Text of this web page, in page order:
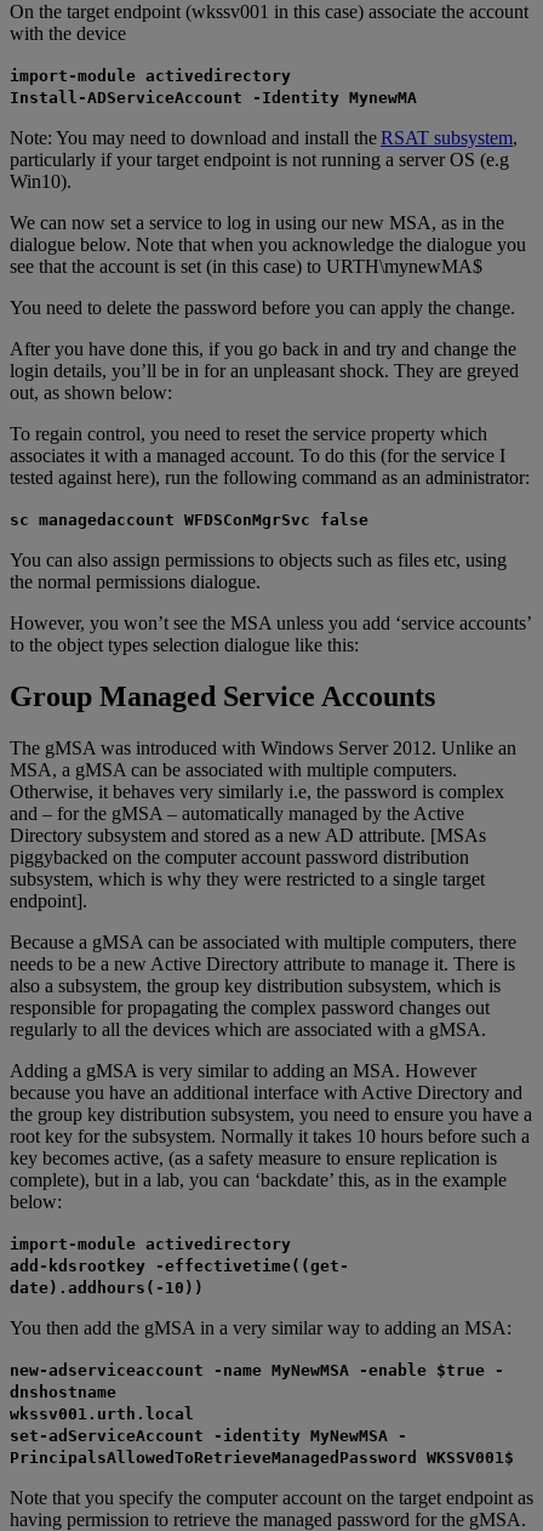
On the target endpoint (wkssv001 in this case) associate the account
with the device
import-module activedirectory
Install-ADServiceAccount -Identity MynewMA
Note: You may need to download and install theRSAT subsystem,
particularly if your target endpoint is not running a server OS (e.g
Win10).
We can now set a service to log in using our new MSA, as in the
dialogue below. Note that when you acknowledge the dialogue you
see that the account is set (in this case) to URTH\mynewMA$
You need to delete the password before you can apply the change.
After you have done this, if you go back in and try and change the
login details, you’ll be in for an unpleasant shock. They are greyed
out, as shown below:
To regain control, you need to reset the service property which
associates it with a managed account. To do this (for the service I
tested against here), run the following command as an administrator:
sc managedaccount WFDSConMgrSvc false
You can also assign permissions to objects such as files etc, using
the normal permissions dialogue.
However, you won’t see the MSA unless you add ‘service accounts’
to the object types selection dialogue like this:
Group Managed Service Accounts
The gMSA was introduced with Windows Server 2012. Unlike an
MSA, a gMSA can be associated with multiple computers.
Otherwise, it behaves very similarly i.e, the password is complex
and – for the gMSA – automatically managed by the Active
Directory subsystem and stored as a new AD attribute. [MSAs
piggybacked on the computer account password distribution
subsystem, which is why they were restricted to a single target
endpoint].
Because a gMSA can be associated with multiple computers, there
needs to be a new Active Directory attribute to manage it. There is
also a subsystem, the group key distribution subsystem, which is
responsible for propagating the complex password changes out
regularly to all the devices which are associated with a gMSA.
Adding a gMSA is very similar to adding an MSA. However
because you have an additional interface with Active Directory and
the group key distribution subsystem, you need to ensure you have a
root key for the subsystem. Normally it takes 10 hours before such a
key becomes active, (as a safety measure to ensure replication is
complete), but in a lab, you can ‘backdate’ this, as in the example
below:
import-module activedirectory
add-kdsrootkey -effectivetime((get-
date).addhours(-10))
You then add the gMSA in a very similar way to adding an MSA:
new-adserviceaccount -name MyNewMSA -enable $true -
dnshostname
wkssv001.urth.local
set-adServiceAccount -identity MyNewMSA -
PrincipalsAllowedToRetrieveManagedPassword WKSSV001$
Note that you specify the computer account on the target endpoint as
having permission to retrieve the managed password for the gMSA.